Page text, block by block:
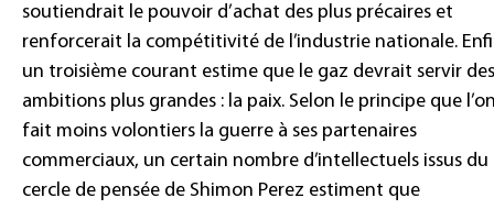
soutiendrait le pouvoir d’achat des plus précaires et
renforcerait la compétitivité de l’industrie nationale.
un troisième courant estime que le gaz devrait servir des
ambitions plus grandes : la paix. Selon le principe que
fait moins volontiers la guerre à ses partenaires
commerciaux, un certain nombre d’intellectuels issus du
cercle de pensée de Shimon Perez estiment que